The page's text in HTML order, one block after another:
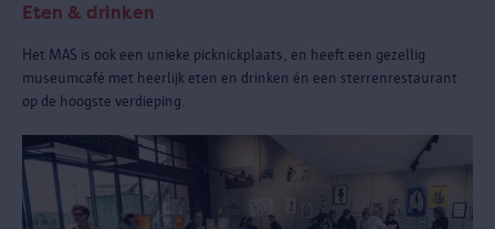
Eten & drinken
Het MAS is ook een unieke picknickplaats, en heeft een gezellig
museumcafé met heerlijk eten en drinken én een sterrenrestaurant
op de hoogste verdieping.